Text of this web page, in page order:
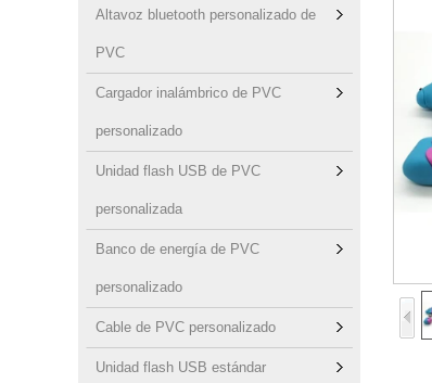
Altavoz bluetooth personalizado de
PVC
Cargador inalámbrico de PVC
personalizado
Unidad flash USB de PVC
personalizada
Banco de energía de PVC
personalizado
Cable de PVC personalizado
Unidad flash USB estándar